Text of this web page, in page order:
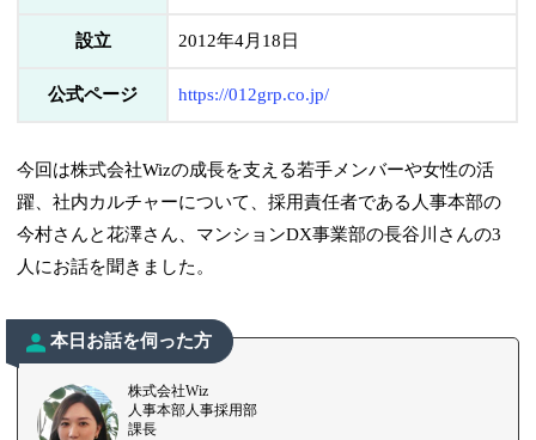
設立 2012年4月18日
公式ページ https://012grp.co.jp/
今回は株式会社Wizの成長を支える若手メンバーや女性の活
躍、社内カルチャーについて、採用責任者である人事本部の
今村さんと花澤さん、マンションDX事業部の長谷川さんの3
人にお話を聞きました。
本日お話を伺った方
株式会社Wiz
人事本部人事採用部
課長